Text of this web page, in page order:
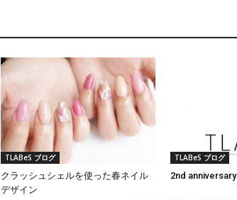
TLABeS ブログ
クラッシュシェルを使った春ネイル
デザイン
TLABeS ブログ
2nd anniversary